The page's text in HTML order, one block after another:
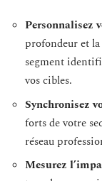
Personnalisez
profondeur et
segment
vos cibles.
Synchronisez
forts de votre
réseau
Mesurez